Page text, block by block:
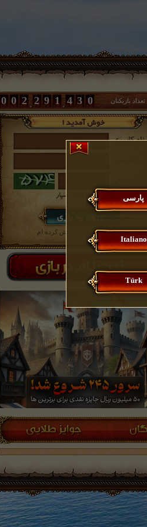
تعداد بازیکنان 0 0 2 2 9 1 4 3 0
نام کاربری
مرا به خاطر بسپار
اطلاعات اکانتم را فراموش کرده ام
پارسی
Italiano
Türk